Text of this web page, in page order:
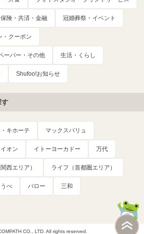
保険・共済・金融 冠婚葬祭・イベント
・クーポン
ーパー・その他 生活・くらし
Shufoo!お知らせ
す
・キホーテ マックスバリュ
イオン イトーヨーカドー 万代
西エリア） ライフ（首都圏エリア）
べ バロー 三和
CO., LTD. All rights reserved.